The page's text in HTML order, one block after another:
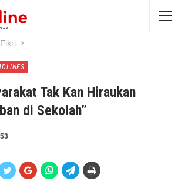
Tak Kan Hiraukan
di Sekolah”